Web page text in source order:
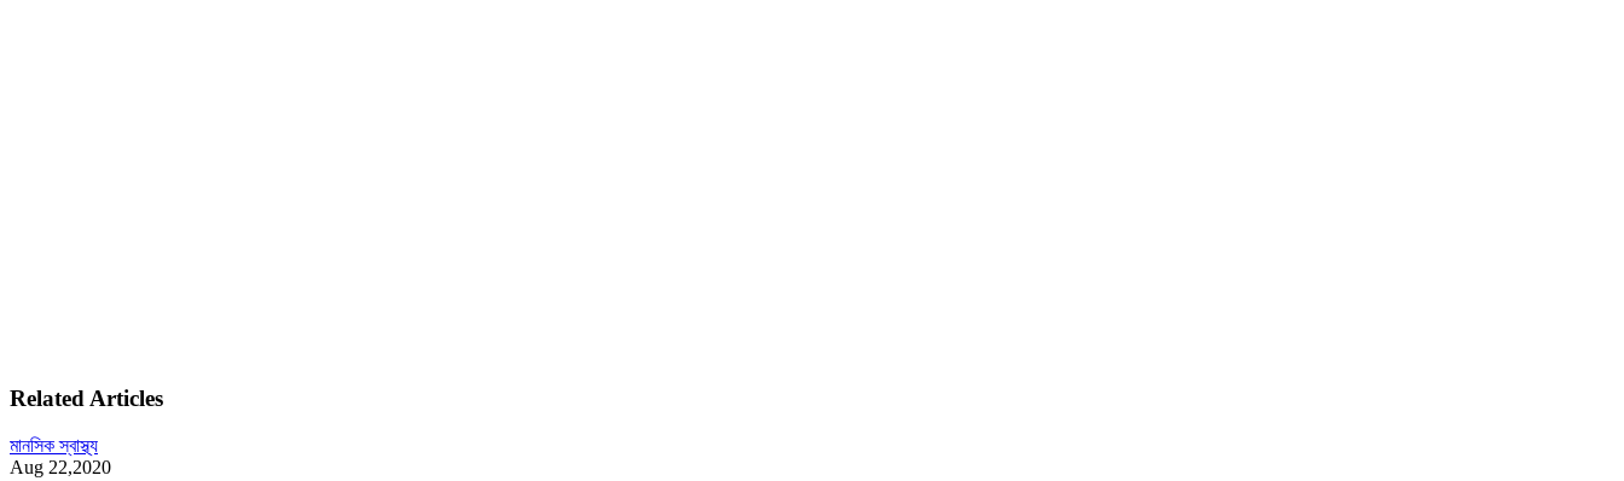
Related Articles
মানসিক স্বাস্থ্য
Aug 22,2020